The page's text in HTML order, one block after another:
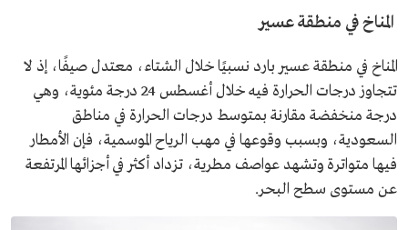
المناخ في منطقة عسير
المناخ في منطقة عسير بارد نسبيًا خلال الشتاء، معتدل صيفًا، إذ لا
تتجاوز درجات الحرارة فيه خلال أغسطس 24 درجة مئوية، وهي
درجة منخفضة مقارنة بمتوسط درجات الحرارة في مناطق
السعودية، وبسبب وقوعها في مهب الرياح الموسمية، فإن الأمطار
فيها متواترة وتشهد عواصف مطرية، تزداد أكثر في أجزائها المرتفعة
عن مستوى سطح البحر.